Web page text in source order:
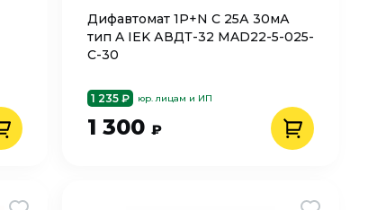
Дифавтомат 1P+N C 25А 30мА
тип A IEK АВДТ-32 MAD22-5-025-
C-30
1 235 ₽ юр. лицам и ИП
1 300 ₽